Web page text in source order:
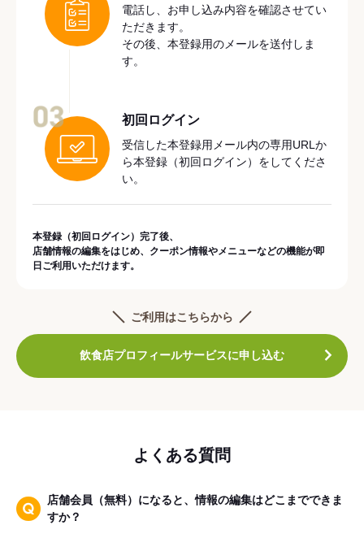
電話し、お申し込み内容を確認させてい
ただきます。
その後、本登録用のメールを送付しま
す。
初回ログイン
受信した本登録用メール内の専用URLか
ら本登録（初回ログイン）をしてくださ
い。
本登録（初回ログイン）完了後、
店舗情報の編集をはじめ、クーポン情報やメニューなどの機能が即
日ご利用いただけます。
ご利用はこちらから
飲食店プロフィールサービスに申し込む
よくある質問
店舗会員（無料）になると、情報の編集はどこまでできま
すか？